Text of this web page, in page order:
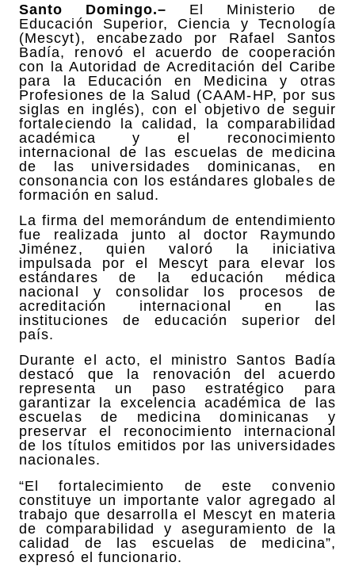
Santo Domingo.– El Ministerio de
Educación Superior, Ciencia y Tecnología
(Mescyt), encabezado por Rafael Santos
Badía, renovó el acuerdo de cooperación
con la Autoridad de Acreditación del Caribe
para la Educación en Medicina y otras
Profesiones de la Salud (CAAM-HP, por sus
siglas en inglés), con el objetivo de seguir
fortaleciendo la calidad, la comparabilidad
académica y el reconocimiento
internacional de las escuelas de medicina
de las universidades dominicanas, en
consonancia con los estándares globales de
formación en salud.
La firma del memorándum de entendimiento
fue realizada junto al doctor Raymundo
Jiménez, quien valoró la iniciativa
impulsada por el Mescyt para elevar los
estándares de la educación médica
nacional y consolidar los procesos de
acreditación internacional en las
instituciones de educación superior del
país.
Durante el acto, el ministro Santos Badía
destacó que la renovación del acuerdo
representa un paso estratégico para
garantizar la excelencia académica de las
escuelas de medicina dominicanas y
preservar el reconocimiento internacional
de los títulos emitidos por las universidades
nacionales.
“El fortalecimiento de este convenio
constituye un importante valor agregado al
trabajo que desarrolla el Mescyt en materia
de comparabilidad y aseguramiento de la
calidad de las escuelas de medicina”,
expresó el funcionario.